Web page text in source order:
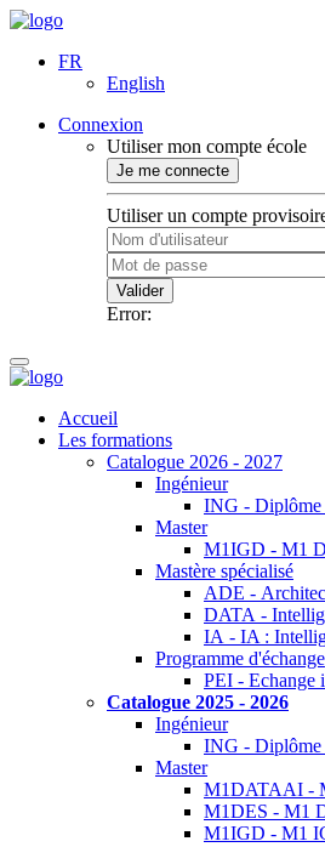
FR
English
Connexion
Utiliser mon compte école
Je me connecte
Utiliser un compte
Valider
Error:
Accueil
Les formations
Catalogue 2026 - 2027
Ingénieur
ING - Diplôme
Master
M1IGD - M1
Mastère spécialisé
ADE -
DATA -
IA - IA :
Programme d'échange
PEI - Echange
Catalogue 2025 - 2026
Ingénieur
ING - Diplôme
Master
M1DATAAI -
M1DES - M1
M1IGD - M1